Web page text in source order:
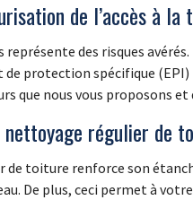
de l’accès à la
des risques
de protection spécifique
que nous vous proposons
nettoyage régulier de
de toiture renforce son
De plus, ceci permet à